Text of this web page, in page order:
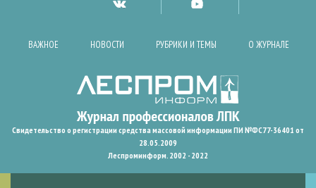
ВАЖНОЕ НОВОСТИ РУБРИКИ И ТЕМЫ О ЖУРНАЛЕ
Свидетельство о регистрации средства массовой информации ПИ №ФС77-36401 от
28.05.2009
Леспроминформ. 2002 - 2022